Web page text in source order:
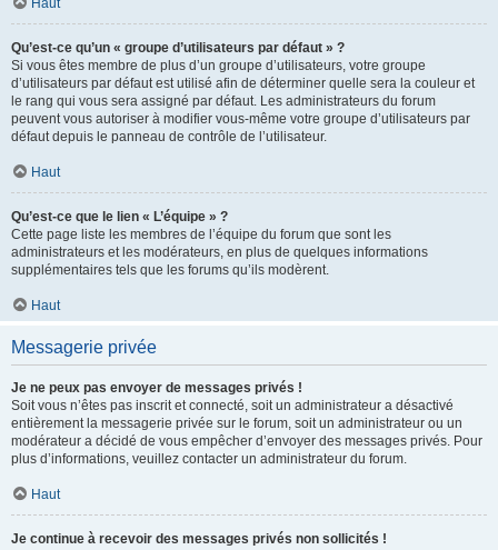
Haut
Qu’est-ce qu’un « groupe d’utilisateurs par défaut » ?
Si vous êtes membre de plus d’un groupe d’utilisateurs, votre groupe
d’utilisateurs par défaut est utilisé afin de déterminer quelle sera la couleur et
le rang qui vous sera assigné par défaut. Les administrateurs du forum
peuvent vous autoriser à modifier vous-même votre groupe d’utilisateurs par
défaut depuis le panneau de contrôle de l’utilisateur.
Haut
Qu’est-ce que le lien « L’équipe » ?
Cette page liste les membres de l’équipe du forum que sont les
administrateurs et les modérateurs, en plus de quelques informations
supplémentaires tels que les forums qu’ils modèrent.
Haut
Messagerie privée
Je ne peux pas envoyer de messages privés !
Soit vous n’êtes pas inscrit et connecté, soit un administrateur a désactivé
entièrement la messagerie privée sur le forum, soit un administrateur ou un
modérateur a décidé de vous empêcher d’envoyer des messages privés. Pour
plus d’informations, veuillez contacter un administrateur du forum.
Haut
Je continue à recevoir des messages privés non sollicités !